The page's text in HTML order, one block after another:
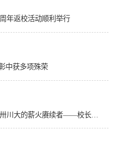
年返校活动顺利举行
中获多项殊荣